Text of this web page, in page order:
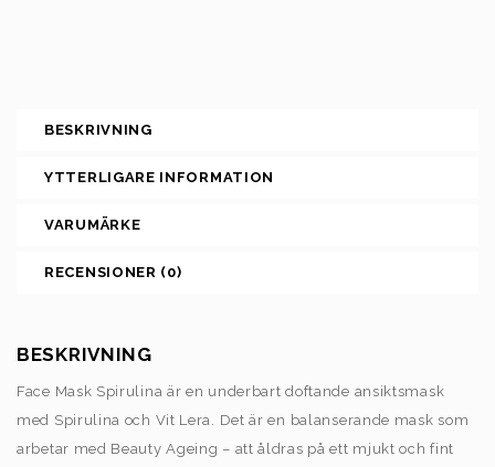
BESKRIVNING
YTTERLIGARE INFORMATION
VARUMÄRKE
RECENSIONER (0)
BESKRIVNING
Face Mask Spirulina är en underbart doftande ansiktsmask
med Spirulina och Vit Lera. Det är en balanserande mask som
arbetar med Beauty Ageing – att åldras på ett mjukt och fint